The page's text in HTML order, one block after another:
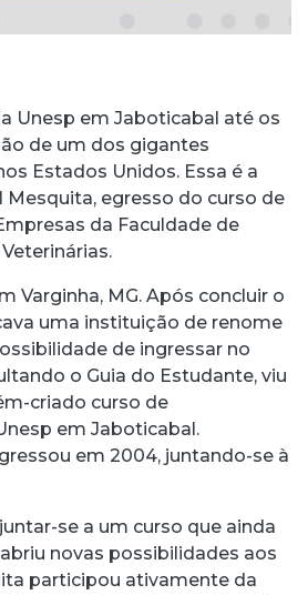
Unesp em Jaboticabal até os
de um dos gigantes
Estados Unidos. Essa é a
egresso do curso de
da Faculdade de
Varginha, MG. Após concluir o
uma instituição de renome
de ingressar no
o Guia do Estudante, viu
criado curso de
em Jaboticabal.
em 2004, juntando-se à
se a um curso que ainda
novas possibilidades aos
participou ativamente da